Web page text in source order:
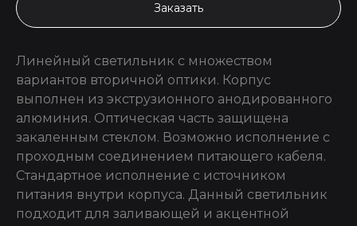
Заказать
Линейный светильник с множеством
вариантов вторичной оптики. Корпус
выполнен из экструзионного анодированного
алюминия. Оптическая часть защищена
закаленным стеклом. Возможно исполнение с
проходным соединением питающего кабеля.
Стандартное исполнение с источником
питания внутри корпуса. Данный светильник
подходит для заливающей и акцентной